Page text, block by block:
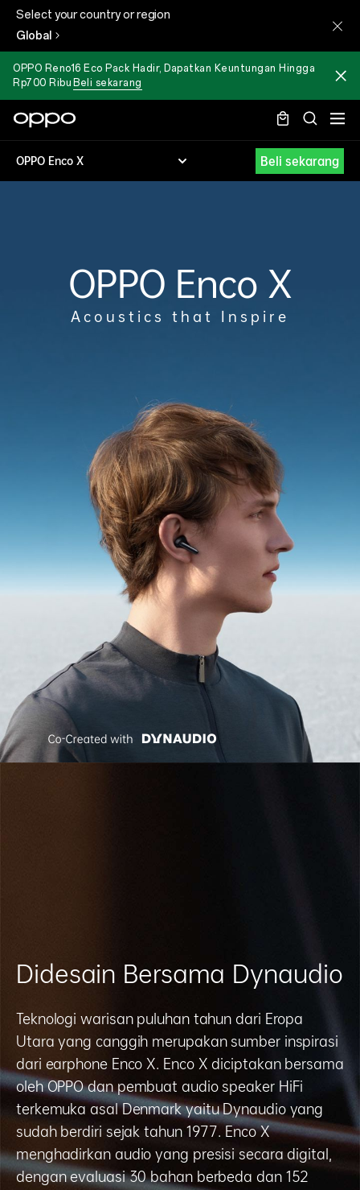
Select your country or region
Global
OPPO Reno16 Eco Pack Hadir, Dapatkan Keuntungan Hingga
Rp700 Ribu Beli sekarang
OPPO Enco X Beli sekarang
OPPO Enco X
Acoustics that Inspire
Didesain Bersama Dynaudio
Teknologi warisan puluhan tahun dari Eropa
Utara yang canggih merupakan sumber inspirasi
dari earphone Enco X. Enco X diciptakan bersama
oleh OPPO dan pembuat audio speaker HiFi
terkemuka asal Denmark yaitu Dynaudio yang
sudah berdiri sejak tahun 1977. Enco X
menghadirkan audio yang presisi secara digital,
dengan evaluasi 30 bahan berbeda dan 152